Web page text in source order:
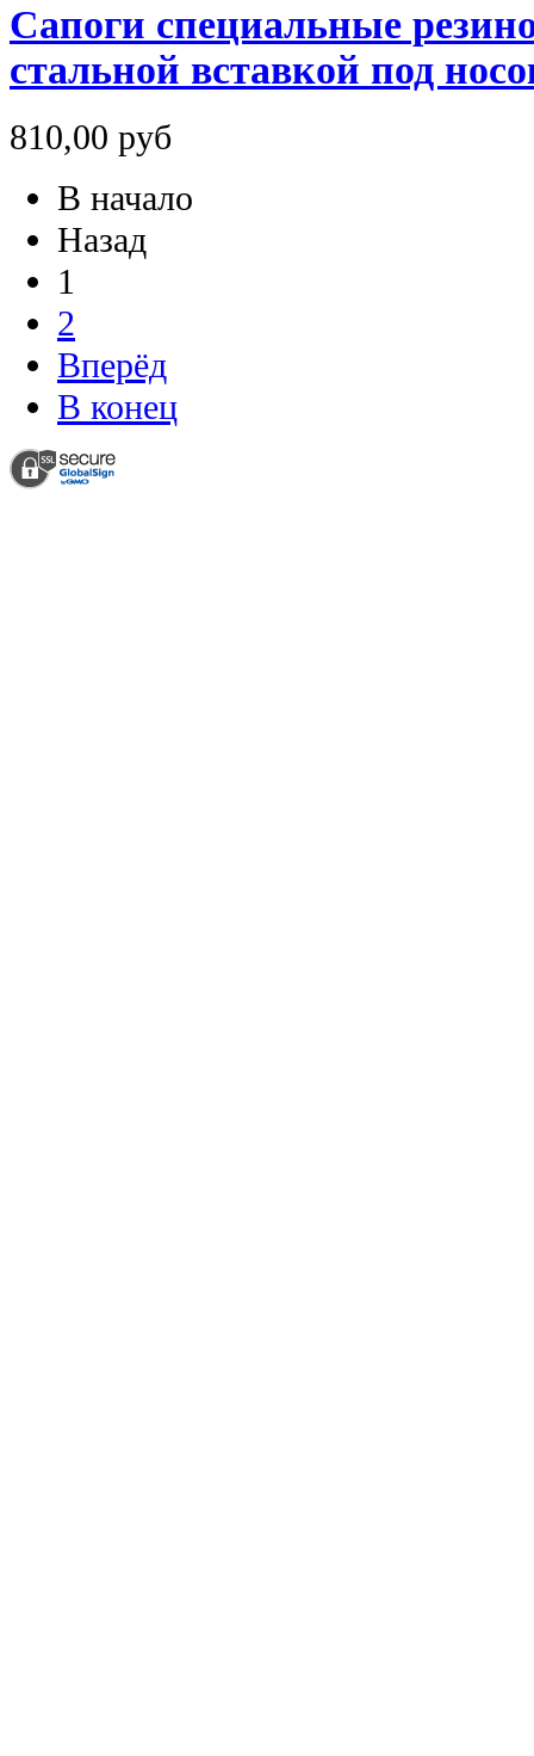
Сапоги специальные
стальной вставкой под
810,00 руб
В начало
Назад
1
2
Вперёд
В конец